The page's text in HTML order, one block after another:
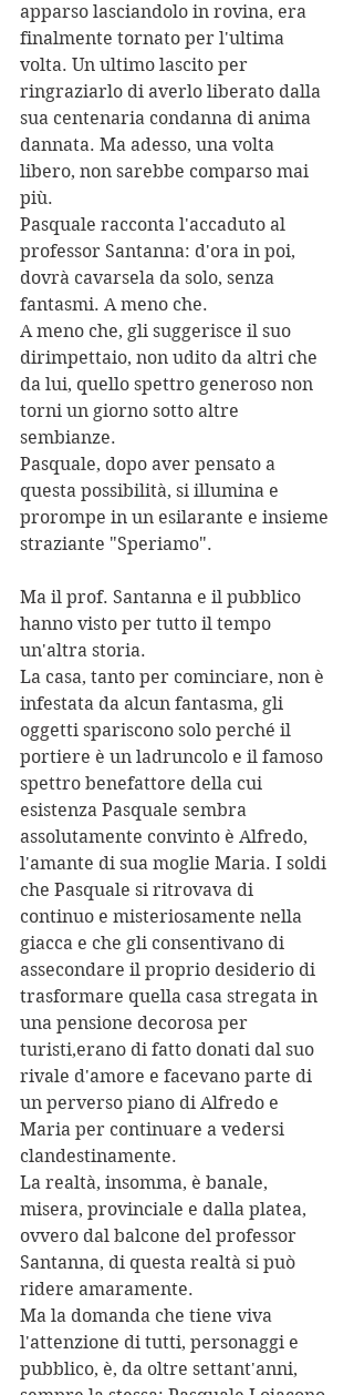
apparso lasciandolo in rovina, era
finalmente tornato per l'ultima
volta. Un ultimo lascito per
ringraziarlo di averlo liberato dalla
sua centenaria condanna di anima
dannata. Ma adesso, una volta
libero, non sarebbe comparso mai
più.
Pasquale racconta l'accaduto al
professor Santanna: d'ora in poi,
dovrà cavarsela da solo, senza
fantasmi. A meno che.
A meno che, gli suggerisce il suo
dirimpettaio, non udito da altri che
da lui, quello spettro generoso non
torni un giorno sotto altre
sembianze.
Pasquale, dopo aver pensato a
questa possibilità, si illumina e
prorompe in un esilarante e insieme
straziante "Speriamo".
Ma il prof. Santanna e il pubblico
hanno visto per tutto il tempo
un'altra storia.
La casa, tanto per cominciare, non è
infestata da alcun fantasma, gli
oggetti spariscono solo perché il
portiere è un ladruncolo e il famoso
spettro benefattore della cui
esistenza Pasquale sembra
assolutamente convinto è Alfredo,
l'amante di sua moglie Maria. I soldi
che Pasquale si ritrovava di
continuo e misteriosamente nella
giacca e che gli consentivano di
assecondare il proprio desiderio di
trasformare quella casa stregata in
una pensione decorosa per
turisti,erano di fatto donati dal suo
rivale d'amore e facevano parte di
un perverso piano di Alfredo e
Maria per continuare a vedersi
clandestinamente.
La realtà, insomma, è banale,
misera, provinciale e dalla platea,
ovvero dal balcone del professor
Santanna, di questa realtà si può
ridere amaramente.
Ma la domanda che tiene viva
l'attenzione di tutti, personaggi e
pubblico, è, da oltre settant'anni,